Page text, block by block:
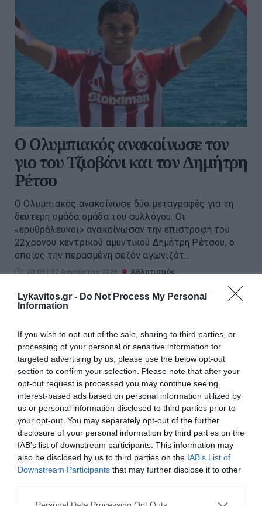
Lykavitos.gr - Do Not Process My Personal
Information
If you wish to opt-out of the sale, sharing to third parties, or
processing of your personal or sensitive information for
targeted advertising by us, please use the below opt-out
section to confirm your selection. Please note that after your
opt-out request is processed you may continue seeing
interest-based ads based on personal information utilized by
us or personal information disclosed to third parties prior to
your opt-out. You may separately opt-out of the further
disclosure of your personal information by third parties on the
IAB’s list of downstream participants. This information may
also be disclosed by us to third parties on the IAB’s List of
Downstream Participants that may further disclose it to other
Please note that this website/app uses one or more Google
O Ολυμπιακός ανακοίνωσε τον
γιο του Τζιοβάνι και τον Δημήτρη
Ρέτσο
Ο Ολυμπιακός ανακοίνωσε δύο μεταγραφές για τη
δεύτερη ομάδα ομάδα του συλλόγου. Οι
«ερυθρόλευκοι» ανακοίνωσαν την επιστροφή του
22χρονου κεντρικού αμυντικού Δημήτρη Ρέτσου, ο
οποίος την περασμένη σεζόν αγωνιζότ...
20:03 | 07 Αυγούστου 2026 Αθλητισμός
Ο Τζολάκης στη Χαλ – Συμβόλαιο